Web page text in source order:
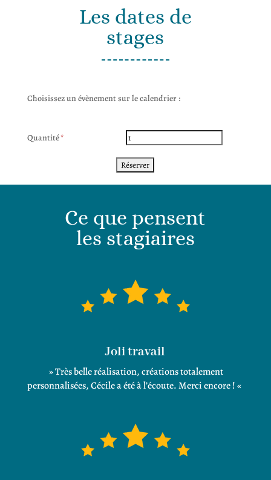
Les dates de
stages
Choisissez un évènement sur le calendrier :
Quantité
Ce que pensent
les stagiaires
Joli travail
» Très belle réalisation, créations totalement
personnalisées, Cécile a été à l’écoute. Merci encore ! «